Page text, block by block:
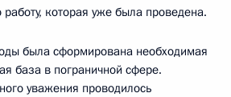
которая уже была проведена.
была сформирована необходимая
база в пограничной сфере.
уважения проводилось